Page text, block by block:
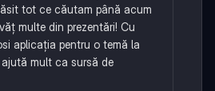
tot ce căutam până acum
multe din prezentări! Cu
aplicația pentru o temă la
ajută mult ca sursă de